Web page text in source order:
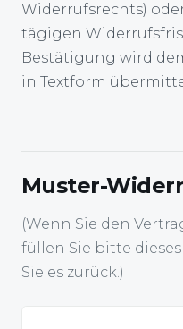
Widerrufsrechts)
tägigen
Bestätigung wird
in Textform
Muster-
(Wenn Sie den
füllen Sie bitte
Sie es zurück.)